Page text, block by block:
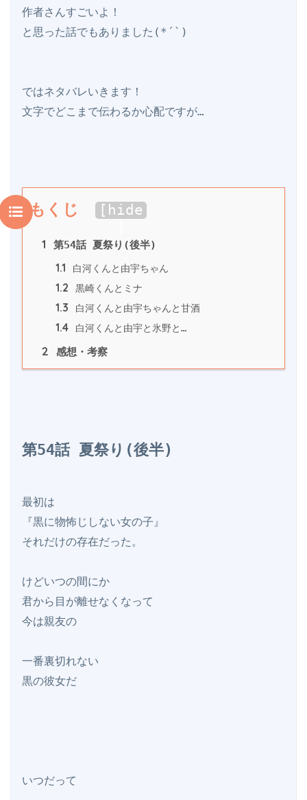
作者さんすごいよ！
と思った話でもありました(*´`)
ではネタバレいきます！
もくじ [ hide
1 第54話 夏祭り(後半)
1.1 白河くんと由宇ちゃん
1.2 黒崎くんとミナ
1.3 白河くんと由宇ちゃんと甘酒
1.4 白河くんと由宇と氷野と…
2 感想・考察
第54話 夏祭り(後半)
最初は
『黒に物怖じしない女の子』
それだけの存在だった。
けどいつの間にか
君から目が離せなくなって
今は親友の
一番裏切れない
黒の彼女だ
いつだって